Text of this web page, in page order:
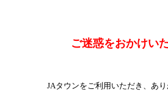
ご迷惑をおかけい
JAタウンをご利用いただき、あり